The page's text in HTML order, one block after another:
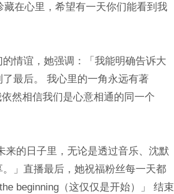
在心里，希望有一天你们能看到我
情谊，她强调：「我能明确告诉大
最后。 我心里的一角永远有著
然相信我们是心意相通的同一个
的日子里，无论是透过音乐、沈默
」直播最后，她祝福粉丝每一天都
beginning（这仅仅是开始）」 结束